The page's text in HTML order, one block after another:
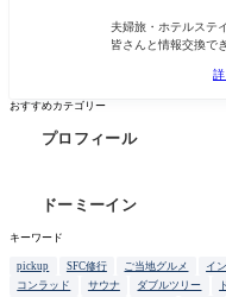
夫婦旅・ホテルステ
皆さんと情報交換で
おすすめカテゴリー
プロフィール
ドーミーイン
キーワード
pickup SFC修行 ご当地グルメ イ
コンラッド
サウナ ダブルツリー